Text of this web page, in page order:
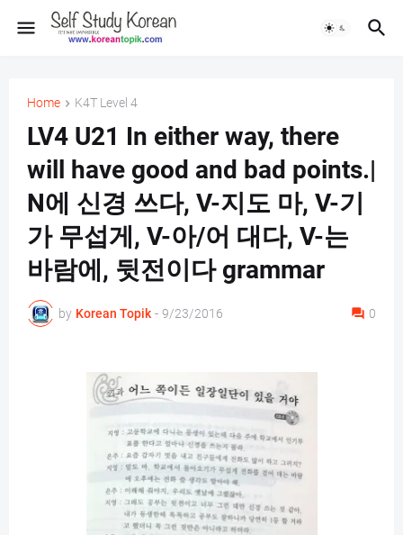
Home K4T Level 4
LV4 U21 In either way, there
will have good and bad points.|
N에 신경 쓰다, V-지도 마, V-기
가 무섭게, V-아/어 대다, V-는
바람에, 뒷전이다 grammar
by Korean Topik - 9/23/2016 0